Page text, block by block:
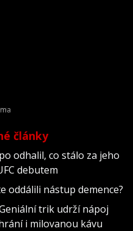
články
odhalil, co stálo za jeho
debutem
oddálili nástup demence?
trik udrží nápoj
i milovanou kávu